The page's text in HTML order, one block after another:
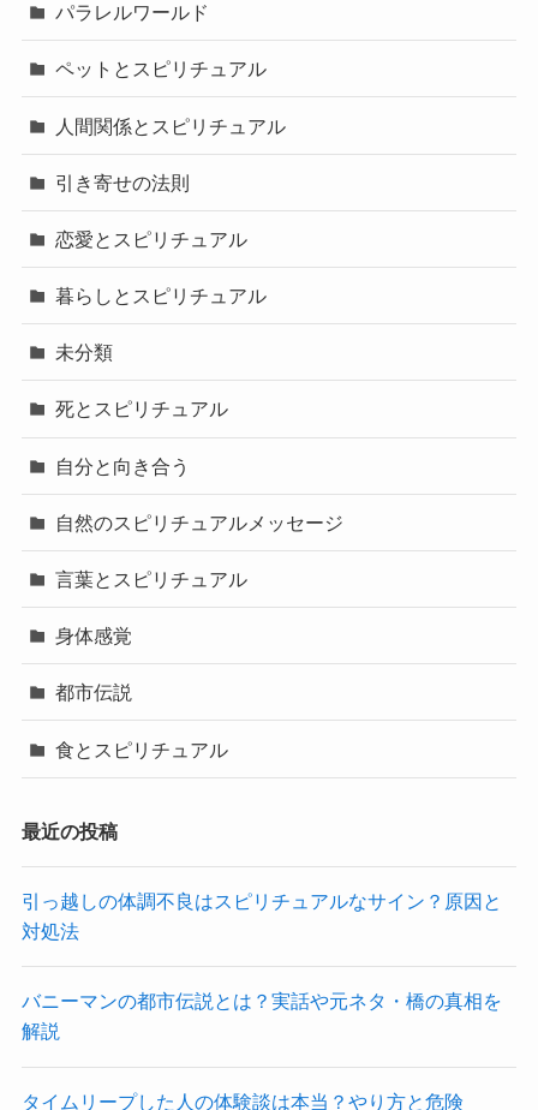
パラレルワールド
ペットとスピリチュアル
人間関係とスピリチュアル
引き寄せの法則
恋愛とスピリチュアル
暮らしとスピリチュアル
未分類
死とスピリチュアル
自分と向き合う
自然のスピリチュアルメッセージ
言葉とスピリチュアル
身体感覚
都市伝説
食とスピリチュアル
最近の投稿
引っ越しの体調不良はスピリチュアルなサイン？原因と
対処法
バニーマンの都市伝説とは？実話や元ネタ・橋の真相を
解説
タイムリープした人の体験談は本当？やり方と危険